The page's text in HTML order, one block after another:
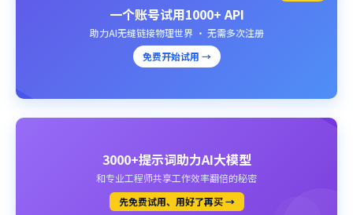
一个账号试用1000+ API
助力AI无缝链接物理世界 · 无需多次注册
免费开始试用 →
3000+提示词助力AI大模型
和专业工程师共享工作效率翻倍的秘密
先免费试用、用好了再买 →